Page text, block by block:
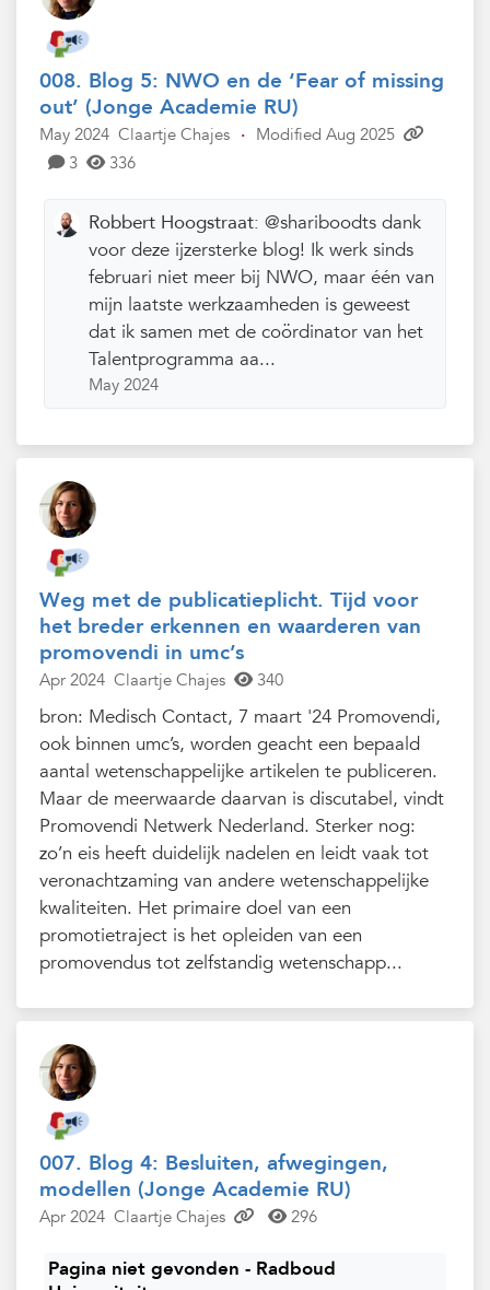
008. Blog 5: NWO en de ‘Fear of missing
out’ (Jonge Academie RU)
May 2024 Claartje Chajes · Modified Aug 2025
3
336
Robbert Hoogstraat:@shariboodts dank
voor deze ijzersterke blog! Ik werk sinds
februari niet meer bij NWO, maar één van
mijn laatste werkzaamheden is geweest
dat ik samen met de coördinator van het
Talentprogramma aa...
May 2024
Weg met de publicatieplicht. Tijd voor
het breder erkennen en waarderen van
promovendi in umc’s
Apr 2024 Claartje Chajes 340
bron: Medisch Contact, 7 maart '24 Promovendi,
ook binnen umc’s, worden geacht een bepaald
aantal wetenschappelijke artikelen te publiceren.
Maar de meerwaarde daarvan is discutabel, vindt
Promovendi Netwerk Nederland. Sterker nog:
zo’n eis heeft duidelijk nadelen en leidt vaak tot
veronachtzaming van andere wetenschappelijke
kwaliteiten. Het primaire doel van een
promotietraject is het opleiden van een
promovendus tot zelfstandig wetenschapp...
007. Blog 4: Besluiten, afwegingen,
modellen (Jonge Academie RU)
Apr 2024 Claartje Chajes 296
Pagina niet gevonden - Radboud